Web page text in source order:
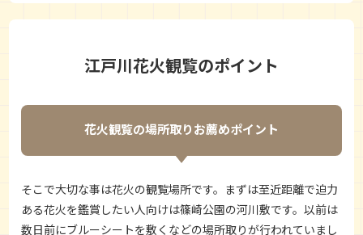
江戸川花火観覧のポイント
花火観覧の場所取りお薦めポイント
そこで大切な事は花火の観覧場所です。まずは至近距離で迫力
ある花火を鑑賞したい人向けは篠崎公園の河川敷です。以前は
数日前にブルーシートを敷くなどの場所取りが行われていまし